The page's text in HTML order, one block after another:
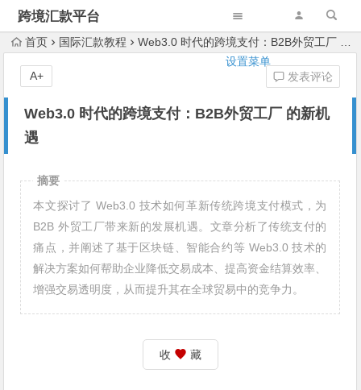
跨境汇款平台
设置菜单
首页 国际汇款教程 Web3.0 时代的跨境支付：B2B外贸工厂 的新机遇
Web3.0 时代的跨境支付：B2B外贸工厂 的新机
遇
发表评论
A+
摘要
本文探讨了 Web3.0 技术如何革新传统跨境支付模式，为
B2B 外贸工厂带来新的发展机遇。文章分析了传统支付的
痛点，并阐述了基于区块链、智能合约等 Web3.0 技术的
解决方案如何帮助企业降低交易成本、提高资金结算效率、
增强交易透明度，从而提升其在全球贸易中的竞争力。
收 藏